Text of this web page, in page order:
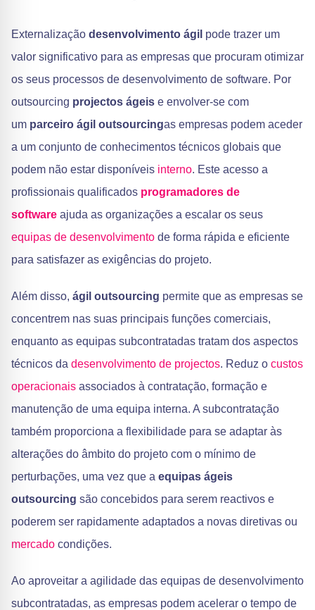
Externalização desenvolvimento ágil pode trazer um
valor significativo para as empresas que procuram otimizar
os seus processos de desenvolvimento de software. Por
outsourcing projectos ágeis e envolver-se com
um parceiro ágil outsourcingas empresas podem aceder
a um conjunto de conhecimentos técnicos globais que
podem não estar disponíveis interno. Este acesso a
profissionais qualificados programadores de
software ajuda as organizações a escalar os seus
equipas de desenvolvimento de forma rápida e eficiente
para satisfazer as exigências do projeto.
Além disso, ágil outsourcing permite que as empresas se
concentrem nas suas principais funções comerciais,
enquanto as equipas subcontratadas tratam dos aspectos
técnicos da desenvolvimento de projectos. Reduz o custos
operacionais associados à contratação, formação e
manutenção de uma equipa interna. A subcontratação
também proporciona a flexibilidade para se adaptar às
alterações do âmbito do projeto com o mínimo de
perturbações, uma vez que a equipas ágeis
outsourcing são concebidos para serem reactivos e
poderem ser rapidamente adaptados a novas diretivas ou
mercado condições.
Ao aproveitar a agilidade das equipas de desenvolvimento
subcontratadas, as empresas podem acelerar o tempo de